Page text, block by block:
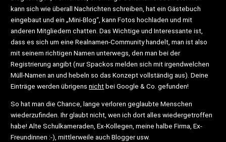
kann sich wie überall Nachrichten schreiben, hat ein Gästebuch
eingebaut und ein „Mini-Blog“, kann Fotos hochladen und mit
anderen Mitgliedern chatten. Das Wichtige und Interessante ist,
dass es sich um eine Realnamen-Community handelt, man ist also
mit seinem richtigen Namen unterwegs, den man bei der
Registrierung angibt (nur Spackos melden sich mit irgendwelchen
Müll-Namen an und hebeln so das Konzept vollständig aus). Deine
Einträge werden übrigensnichtbei Google & Co. gefunden!
So hat man die Chance, lange verloren geglaubte Menschen
wiederzufinden. Ihr glaubt nicht, wen ich dort alles wiedergetroffen
habe! Alte Schulkameraden, Ex-Kollegen, meine halbe Firma, Ex-
Freundinnen :-), mittlerweile auch Blogger usw.